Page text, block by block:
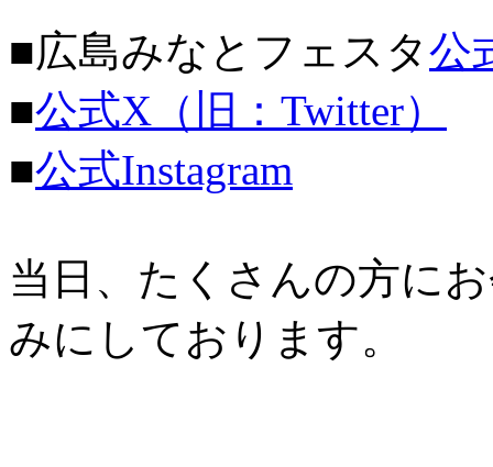
■広島みなとフェスタ公
■公式X（旧：Twitter）
■公式Instagram
当日、たくさんの方に
みにしております。